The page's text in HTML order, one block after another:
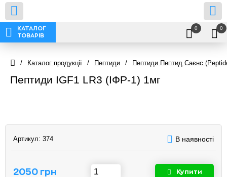
КАТАЛОГ
ТОВАРІВ
0 0
/ Каталог продукції / Пептиди / Пептиди Пептид Саєнс
Пептиди IGF1 LR3 (ІФР-1) 1мг
Артикул: 374 В наявності
2050 грн Купити